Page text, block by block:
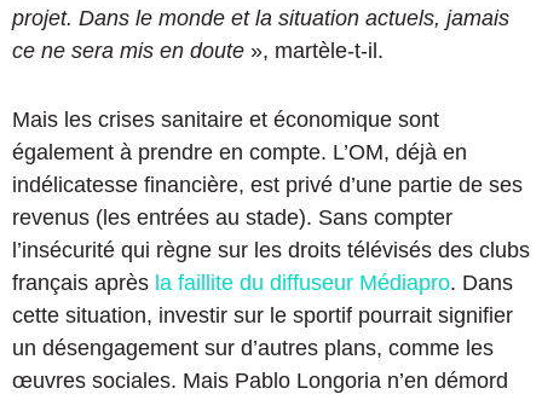
projet. Dans le monde et la situation actuels, jamais
ce ne sera mis en doute », martèle-t-il.
Mais les crises sanitaire et économique sont
également à prendre en compte. L’OM, déjà en
indélicatesse financière, est privé d’une partie de ses
revenus (les entrées au stade). Sans compter
l’insécurité qui règne sur les droits télévisés des clubs
français après la faillite du diffuseur Médiapro. Dans
cette situation, investir sur le sportif pourrait signifier
un désengagement sur d’autres plans, comme les
œuvres sociales. Mais Pablo Longoria n’en démord